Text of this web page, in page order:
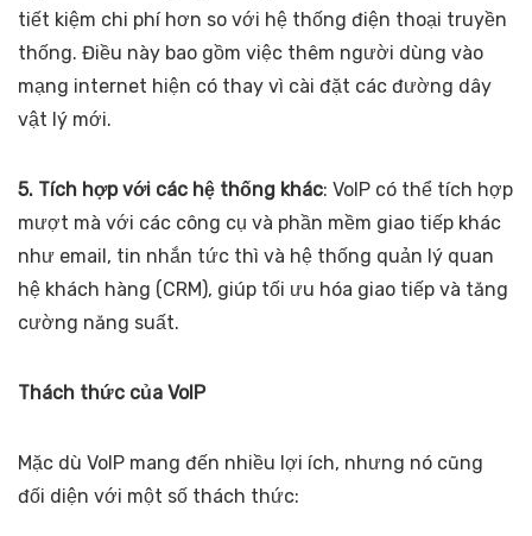
tiết kiệm chi phí hơn so với hệ thống điện thoại truyền
thống. Điều này bao gồm việc thêm người dùng vào
mạng internet hiện có thay vì cài đặt các đường dây
vật lý mới.
5. Tích hợp với các hệ thống khác: VoIP có thể tích hợp
mượt mà với các công cụ và phần mềm giao tiếp khác
như email, tin nhắn tức thì và hệ thống quản lý quan
hệ khách hàng (CRM), giúp tối ưu hóa giao tiếp và tăng
cường năng suất.
Thách thức của VoIP
Mặc dù VoIP mang đến nhiều lợi ích, nhưng nó cũng
đối diện với một số thách thức: